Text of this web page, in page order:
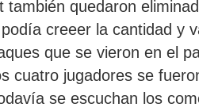
también quedaron
creeer la cantidad y
que se vieron en el
cuatro jugadores se
se escuchan los